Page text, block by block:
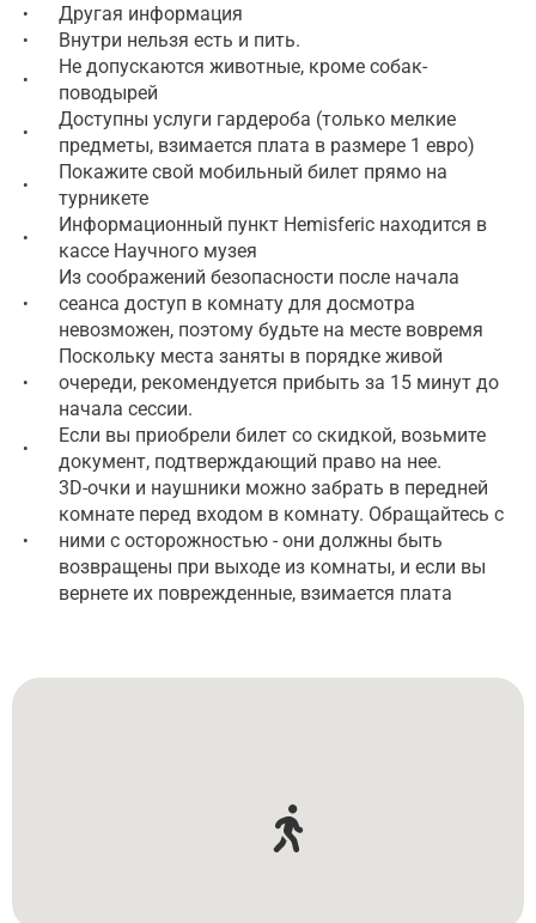
• Другая информация
• Внутри нельзя есть и пить.
•
Не допускаются животные, кроме собак-
поводырей
•
Доступны услуги гардероба (только мелкие
предметы, взимается плата в размере 1 евро)
•
Покажите свой мобильный билет прямо на
турникете
•
Информационный пункт Hemisferic находится в
кассе Научного музея
•
Из соображений безопасности после начала
сеанса доступ в комнату для досмотра
невозможен, поэтому будьте на месте вовремя
•
Поскольку места заняты в порядке живой
очереди, рекомендуется прибыть за 15 минут до
начала сессии.
•
Если вы приобрели билет со скидкой, возьмите
документ, подтверждающий право на нее.
•
3D-очки и наушники можно забрать в передней
комнате перед входом в комнату. Обращайтесь с
ними с осторожностью - они должны быть
возвращены при выходе из комнаты, и если вы
вернете их поврежденные, взимается плата